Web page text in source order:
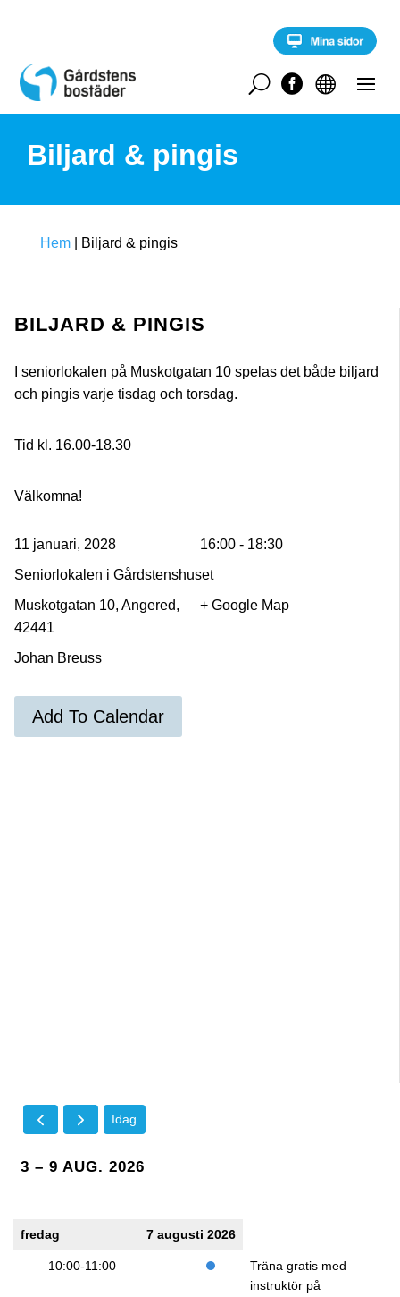
c
n


U
Biljard & pingis
Hem Biljard & pingis
BILJARD & PINGIS
I seniorlokalen på Muskotgatan 10 spelas det både biljard
och pingis varje tisdag och torsdag.
Tid kl. 16.00-18.30
Välkomna!
11 januari, 2028
16:00 - 18:30
Seniorlokalen i Gårdstenshuset
Muskotgatan 10, Angered,
42441
+ Google Map
Johan Breuss
Add To Calendar
Idag
3 – 9 AUG. 2026
fredag 7 augusti 2026
10:00-11:00
Träna gratis med
instruktör på